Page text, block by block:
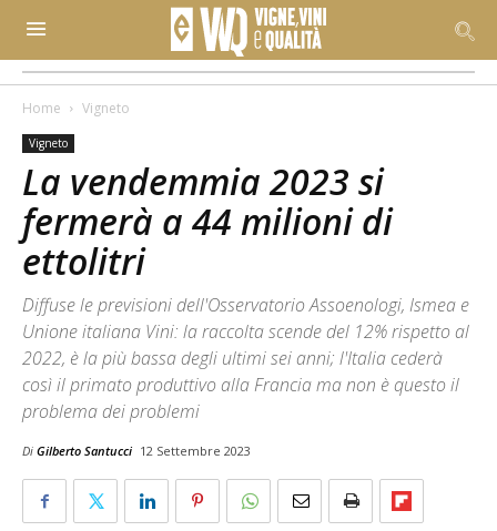
Home Vigneto
Vigneto
La vendemmia 2023 si
fermerà a 44 milioni di
ettolitri
Diffuse le previsioni dell'Osservatorio Assoenologi, Ismea e
Unione italiana Vini: la raccolta scende del 12% rispetto al
2022, è la più bassa degli ultimi sei anni; l'Italia cederà
così il primato produttivo alla Francia ma non è questo il
problema dei problemi
Di Gilberto Santucci 12 Settembre 2023